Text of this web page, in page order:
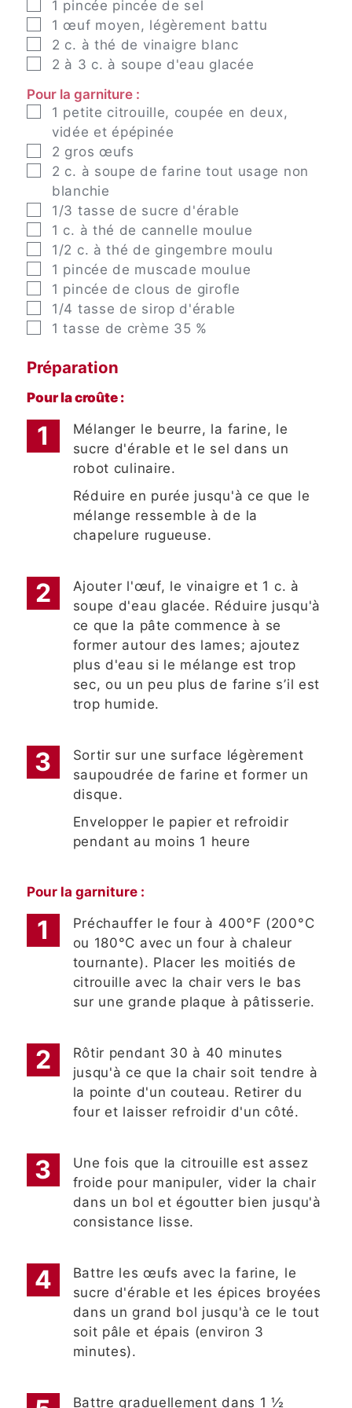
▢
1 pincée pincée de sel
▢
1 œuf moyen, légèrement battu
▢
2 c. à thé de vinaigre blanc
▢
2 à 3 c. à soupe d'eau glacée
Pour la garniture :
▢
1 petite citrouille, coupée en deux,
vidée et épépinée
▢
2 gros œufs
▢
2 c. à soupe de farine tout usage non
blanchie
▢
1/3 tasse de sucre d'érable
▢
1 c. à thé de cannelle moulue
▢
1/2 c. à thé de gingembre moulu
▢
1 pincée de muscade moulue
▢
1 pincée de clous de girofle
▢
1/4 tasse de sirop d'érable
▢
1 tasse de crème 35 %
Préparation
Pour la croûte :
Mélanger le beurre, la farine, le
sucre d'érable et le sel dans un
robot culinaire.
Réduire en purée jusqu'à ce que le
mélange ressemble à de la
chapelure rugueuse.
Ajouter l'œuf, le vinaigre et 1 c. à
soupe d'eau glacée. Réduire jusqu'à
ce que la pâte commence à se
former autour des lames; ajoutez
plus d'eau si le mélange est trop
sec, ou un peu plus de farine s’il est
trop humide.
Sortir sur une surface légèrement
saupoudrée de farine et former un
disque.
Envelopper le papier et refroidir
pendant au moins 1 heure
Pour la garniture :
Préchauffer le four à 400°F (200°C
ou 180°C avec un four à chaleur
tournante). Placer les moitiés de
citrouille avec la chair vers le bas
sur une grande plaque à pâtisserie.
Rôtir pendant 30 à 40 minutes
jusqu'à ce que la chair soit tendre à
la pointe d'un couteau. Retirer du
four et laisser refroidir d'un côté.
Une fois que la citrouille est assez
froide pour manipuler, vider la chair
dans un bol et égoutter bien jusqu'à
consistance lisse.
Battre les œufs avec la farine, le
sucre d'érable et les épices broyées
dans un grand bol jusqu'à ce le tout
soit pâle et épais (environ 3
minutes).
Battre graduellement dans 1 ½